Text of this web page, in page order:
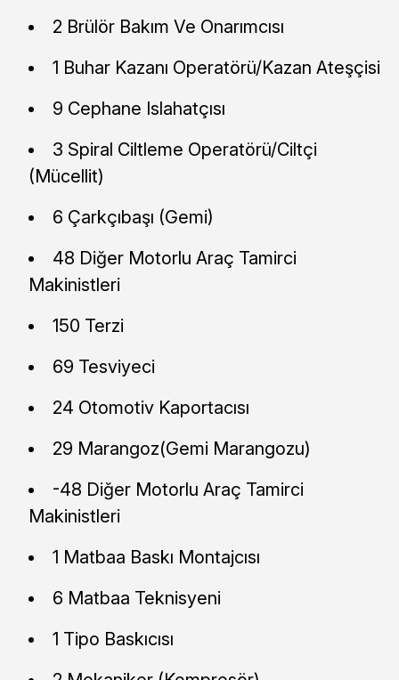
2 Brülör Bakım Ve Onarımcısı
1 Buhar Kazanı Operatörü/Kazan Ateşçisi
9 Cephane Islahatçısı
3 Spiral Ciltleme Operatörü/Ciltçi
(Mücellit)
6 Çarkçıbaşı (Gemi)
48 Diğer Motorlu Araç Tamirci
Makinistleri
150 Terzi
69 Tesviyeci
24 Otomotiv Kaportacısı
29 Marangoz(Gemi Marangozu)
-48 Diğer Motorlu Araç Tamirci
Makinistleri
1 Matbaa Baskı Montajcısı
6 Matbaa Teknisyeni
1 Tipo Baskıcısı